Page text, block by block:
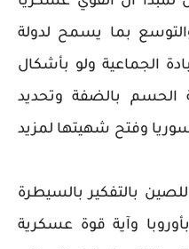
بما يسمح لدولة
الجماعية ولو بأشكال
بالضفة وتحديد
وفتح شهيتها لمزيد
بالتفكير بالسيطرة
وآية قوة عسكرية